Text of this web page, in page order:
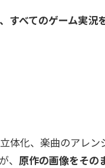
すべてのゲーム実況
体化、楽曲のアレ
原作の画像をその